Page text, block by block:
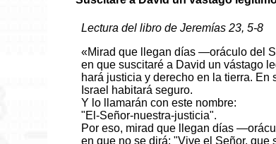
Lectura del libro de Jeremías 23, 5-8
«Mirad que llegan días —oráculo del
en que suscitaré a David un vástago
hará justicia y derecho en la tierra. En
Israel habitará seguro.
Y lo llamarán con este nombre:
"El-Señor-nuestra-justicia".
Por eso, mirad que llegan días
en que no se dirá: "Vive el Señor, que